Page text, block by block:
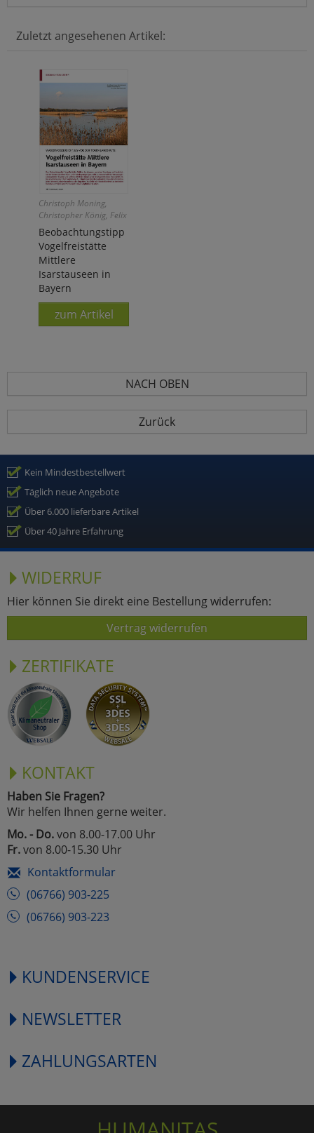
Zuletzt angesehenen Artikel:
Christoph Moning,
Christopher König, Felix
Weiß
Beobachtungstipp
Vogelfreistätte
Mittlere
Isarstauseen in
Bayern
zum Artikel
NACH OBEN
Zurück
Kein Mindestbestellwert
Täglich neue Angebote
Über 6.000 lieferbare Artikel
Über 40 Jahre Erfahrung
WIDERRUF
Hier können Sie direkt eine Bestellung widerrufen:
Vertrag widerrufen
ZERTIFIKATE
KONTAKT
Haben Sie Fragen?
Wir helfen Ihnen gerne weiter.
Mo. - Do.von 8.00-17.00 Uhr
Fr.von 8.00-15.30 Uhr
Kontaktformular
(06766) 903-225
(06766) 903-223
KUNDENSERVICE
NEWSLETTER
ZAHLUNGSARTEN